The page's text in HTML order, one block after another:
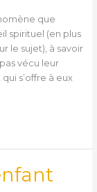
que
spirituel (en plus
le sujet), à savoir
vécu leur
s’offre à eux